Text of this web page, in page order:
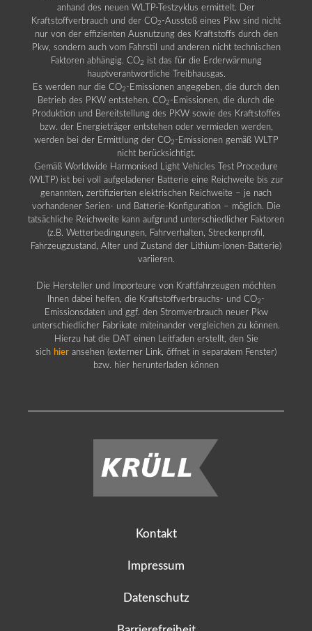
anhand des neuen WLTP-Testzyklus ermittelt. Der
Kraftstoffverbrauch und der CO2 -Ausstoß eines Pkw sind nicht
nur von der effizienten Ausnutzung des Kraftstoffs durch den
Pkw, sondern auch vom Fahrstil und anderen nicht technischen
Faktoren abhängig. CO2 ist das für die Erderwärmung
hauptverantwortliche Treibhausgas.
Es werden nur die CO2 -Emissionen angegeben, die durch den
Betrieb des PKW entstehen. CO2 -Emissionen, die durch die
Produktion und Bereitstellung des PKW sowie des Kraftstoffes
bzw. der Energieträger entstehen oder vermieden werden,
werden bei der Ermittlung der CO2 -Emissionen gemäß WLTP
nicht berücksichtigt.
Gemäß Worldwide Harmonised Light Vehicles Test Procedure
(WLTP) ist bei voll aufgeladener Batterie eine Reichweite bis zur
genannten, zertifizierten elektrischen Reichweite – je nach
vorhandener Serien- und Batterie-Konfiguration – möglich. Die
tatsächliche Reichweite kann aufgrund unterschiedlicher Faktoren
(z.B. Wetterbedingungen, Fahrverhalten, Streckenprofil,
Fahrzeugzustand, Alter und Zustand der Lithium-Ionen-Batterie)
variieren.
Die Hersteller und Importeure von Kraftfahrzeugen möchten
Ihnen dabei helfen, die Kraftstoffverbrauchs- und CO2 -
Emissionsdaten und ggf. den Stromverbrauch neuer Pkw
unterschiedlicher Fabrikate miteinander vergleichen zu können.
Hierzu hat die DAT einen Leitfaden erstellt, den Sie
sich hier ansehen (externer Link, öffnet in separatem Fenster)
bzw. hier herunterladen können
Kontakt
Impressum
Datenschutz